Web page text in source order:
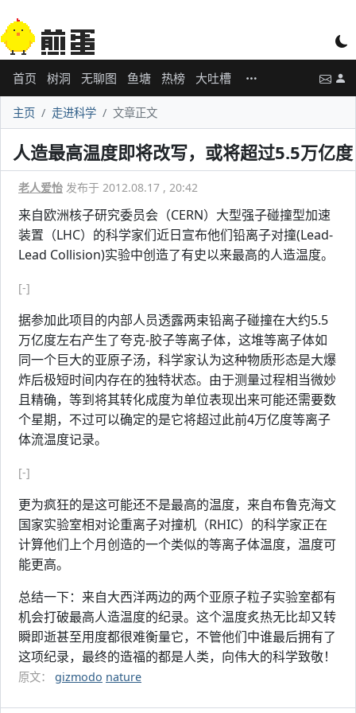
首页 树洞 无聊图 鱼塘 热榜 大吐槽
主页 走进科学 文章正文
人造最高温度即将改写，或将超过5.5万亿度
老人爱怡 发布于 2012.08.17 , 20:42
来自欧洲核子研究委员会（CERN）大型强子碰撞型加速
装置（LHC）的科学家们近日宣布他们铅离子对撞(Lead-
Lead Collision)实验中创造了有史以来最高的人造温度。
[-]
据参加此项目的内部人员透露两束铅离子碰撞在大约5.5
万亿度左右产生了夸克-胶子等离子体，这堆等离子体如
同一个巨大的亚原子汤，科学家认为这种物质形态是大爆
炸后极短时间内存在的独特状态。由于测量过程相当微妙
且精确，等到将其转化成度为单位表现出来可能还需要数
个星期，不过可以确定的是它将超过此前4万亿度等离子
体流温度记录。
[-]
更为疯狂的是这可能还不是最高的温度，来自布鲁克海文
国家实验室相对论重离子对撞机（RHIC）的科学家正在
计算他们上个月创造的一个类似的等离子体温度，温度可
能更高。
总结一下：来自大西洋两边的两个亚原子粒子实验室都有
机会打破最高人造温度的纪录。这个温度炙热无比却又转
瞬即逝甚至用度都很难衡量它，不管他们中谁最后拥有了
这项纪录，最终的造福的都是人类，向伟大的科学致敬！
原文： gizmodo nature